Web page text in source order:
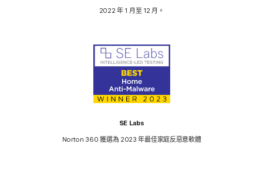
2022 年 1 月至 12 月。
SE Labs
Norton 360 獲選為 2023 年最佳家庭反惡意軟體